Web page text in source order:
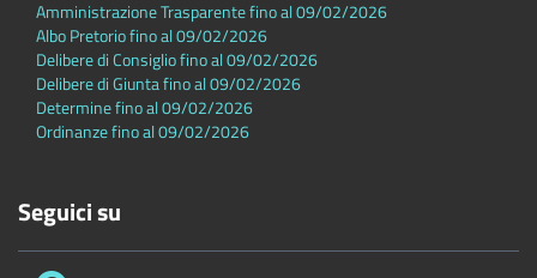
Amministrazione Trasparente fino al 09/02/2026
Albo Pretorio fino al 09/02/2026
Delibere di Consiglio fino al 09/02/2026
Delibere di Giunta fino al 09/02/2026
Determine fino al 09/02/2026
Ordinanze fino al 09/02/2026
Seguici su